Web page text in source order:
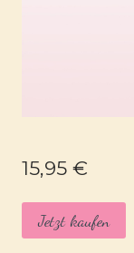
15,95 €
Jetzt kaufen